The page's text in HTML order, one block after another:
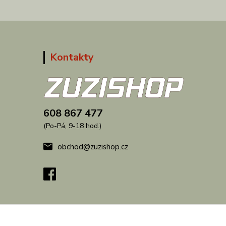
Kontakty
608 867 477
(Po-Pá, 9-18 hod.)
obchod@zuzishop.cz